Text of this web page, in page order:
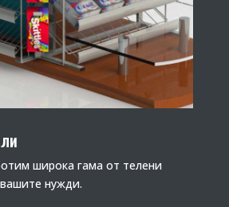
широка гама от телени
нужди.